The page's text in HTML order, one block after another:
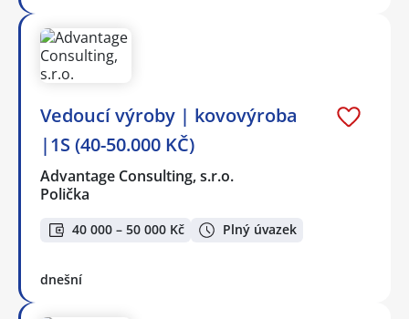
Vedoucí výroby | kovovýroba
|1S (40-50.000 KČ)
Advantage Consulting, s.r.o.
Polička
40 000 – 50 000 Kč Plný úvazek
dnešní